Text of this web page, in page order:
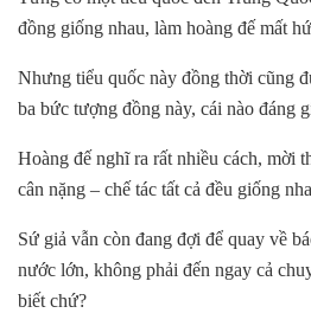
đồng giống nhau, làm hoàng đế mất
Nhưng tiểu quốc này đồng thời cũng
ba bức tượng đồng này, cái nào đáng
Hoàng đế nghĩ ra rất nhiều cách, mời
cân nặng – chế tác tất cả đều giống
Sứ giả vẫn còn đang đợi để quay về
nước lớn, không phải đến ngay cả
biết chứ?